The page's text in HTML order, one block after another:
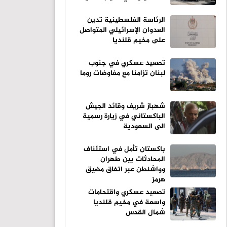
الرئاسة الفلسطينية تدين
العدوان الإسرائيلي المتواصل
على مخيم قلنديا
تصعيد عسكري في جنوب
لبنان تزامنا مع مفاوضات روما
شهباز شريف وقائد الجيش
الباكستاني في زيارة رسمية
الى السعودية
باكستان تأمل في استئناف
المحادثات بين طهران
وواشنطن عبر اتفاق مضيق
هرمز
تصعيد عسكري واقتحامات
واسعة في مخيم قلنديا
شمال القدس